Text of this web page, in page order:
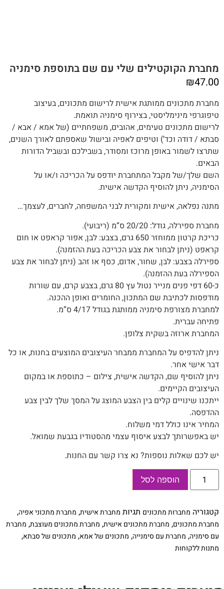
מחברת הקוקטילים שלי עם שם בתוספת סימניה
₪47.00
מחברת מתכונים ממותגת אישית לרישום מתכונים, בעיצוב
טיפוגרפי מינימליסטי, בצירוף סימניה תואמת.
לרישום מתכונים טעימים, אהובים, משפחתיים (של אמא / אבא /
סבתא / דודה וכד’) וטיפים לאפיה ובישול שאספתם לאורך השנים,‬‬
שתרצו לשמור באופן מרוכז ומסודר, בשבילכם ובשביל הדורות
הבאים.
השם שלך/של מקבל המתחברת יודפס על הכריכה ו/או על
הסימניה, ניתן להוסיף הקדשה אישית.
מתנה‭ ‬נפלאה, אישית ומקורית לבני המשפחה, לחברים, לעצמך…
מחברת ספירלה, גודל: 20/20 ס”מ (ריבועי).
כריכת קרטון ממוחזר 650 גרם, בצבע: לבן, אפור קראפט או חום
קראפט (ניתן לבחור את צבע הכריכה בעת ההזמנה).
ספירלה בצבע: לבן, שחור, אדום, כסף או זהב (ניתן לבחור את צבע
הספירלה בעת ההזמנה)‭.‬
כ-60 דפי פנים מנייר נטול עץ 80 גרם, בצבע קרם, עם שורות
מודפסות לכתיבת שם המתכון, החומרים ואופן ההכנה.
למחברת מצורפת סימניה ממותגת בגודל 4/17 ס”מ.
פתיחה עברית.‬
המחברת‭ ‬ארוזה‭ ‬בשקית צלופן.‬
‬דבר‭ ‬אישי‭ ‬אחר‭.‬
ניתן‭ ‬להוסיף‭ ‬שם‭,‬ הקדשה‭ ‬אישית, צילום – כתוספת או במקום
העיצובים הקיימים.
‬ההדפסה‭.‬
המחיר‭ ‬אינו‭ ‬כולל‭ ‬דמי‭ ‬משלוח‭.‬
יש‭ ‬באפשרותך‭ ‬לבצע‭ ‬איסוף‭ ‬עצמי‭ ‬מהסטודיו‭ ‬בגבעת‭ ‬שמואל‭.‬
יש לכם שאלות נוספות? נא צרו קשר עם החנות.
כמות
מחברת
עם
שם
בתוספת
סימניה
הוספה לסל
קטגוריה מחברות מתכונים תגיות מחברת אישית, מחברת מתכוני אפיה,
מחברת מתכונים, מחברת מתכונים אישית, מחברת מתכונים מעוצבת, מחברת
עם סימניה, מחברת עם סימנייה, מתכונים של אמא, מתכונים של סבתא,
מתנות ללקוחות